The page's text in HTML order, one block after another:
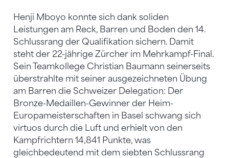
Henji Mboyo konnte sich dank soliden
Leistungen am Reck, Barren und Boden den 14.
Schlussrang der Qualifikation sichern. Damit
steht der 22-jährige Zürcher im Mehrkampf-Final.
Sein Teamkollege Christian Baumann seinerseits
überstrahlte mit seiner ausgezeichneten Übung
am Barren die Schweizer Delegation: Der
Bronze-Medaillen-Gewinner der Heim-
Europameisterschaften in Basel schwang sich
virtuos durch die Luft und erhielt von den
Kampfrichtern 14,841 Punkte, was
gleichbedeutend mit dem siebten Schlussrang